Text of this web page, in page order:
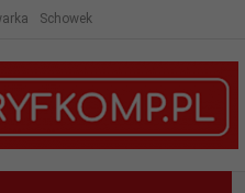
Schowek